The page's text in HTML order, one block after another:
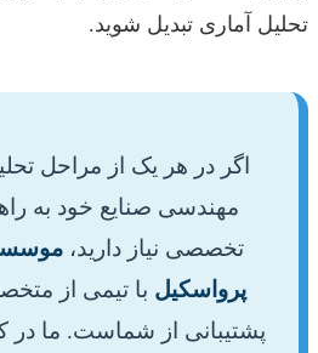
تحلیل آماری تبدیل شوید.
اگر در هر یک از مراحل
مهندسی صنایع خود به
تخصصی نیاز دارید، موسسه
پرواسکیل با تیمی از
پشتیبانی از شماست. ما در